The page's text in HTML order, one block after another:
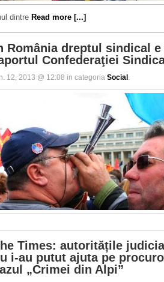
dintre Read more [...]
România dreptul sindical
Confederaţiei
12, 2013 @ 12:08 in categoria Social .
Times: autoritățile
i-au putut ajuta pe
„Crimei din Alpi”